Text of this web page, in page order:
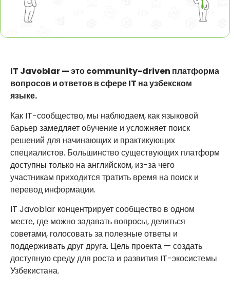
IT Javoblar — это community-driven платформа
вопросов и ответов в сфере IT на узбекском
языке.
Как IT-сообщество, мы наблюдаем, как языковой
барьер замедляет обучение и усложняет поиск
решений для начинающих и практикующих
специалистов. Большинство существующих платформ
доступны только на английском, из-за чего
участникам приходится тратить время на поиск и
перевод информации.
IT Javoblar концентрирует сообщество в одном
месте, где можно задавать вопросы, делиться
советами, голосовать за полезные ответы и
поддерживать друг друга. Цель проекта — создать
доступную среду для роста и развития IT-экосистемы
Узбекистана.